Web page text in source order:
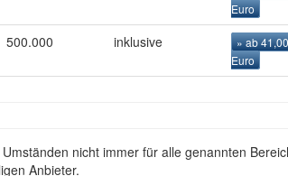
Euro
500.000 inklusive
» ab 41,00
Euro
nicht immer für alle genannten
Anbieter.